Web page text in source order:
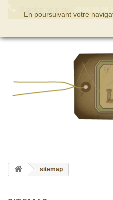
sitemap
En poursuivant votre